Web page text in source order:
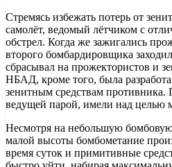
Стремясь избежать потерь от
самолёт, ведомый лётчиком с
обстрел. Когда же зажигались
второго бомбардировщика
сбрасывал на прожектористов и
НБАД, кроме того, была
зенитным средствам
ведущей парой, имели над целью
Несмотря на небольшую
малой высоты бомбометание
время суток и примитивные